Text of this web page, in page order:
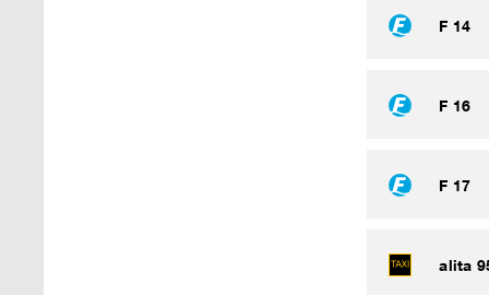
F 14
F 16
F 17
alita